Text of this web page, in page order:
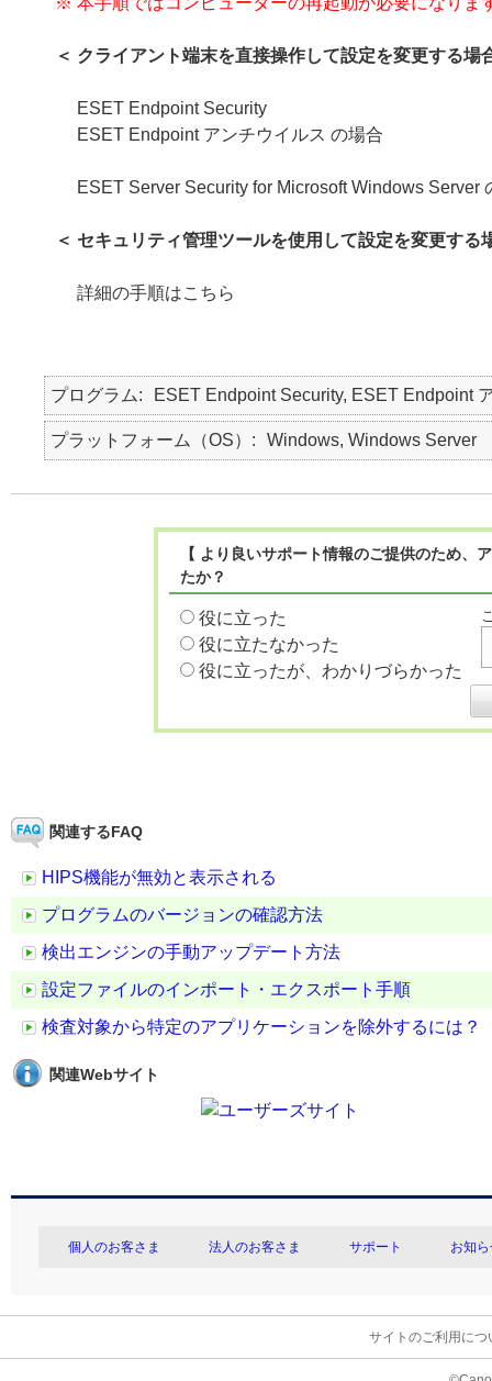
＜ クライアント端末を直接操作して設定を変更する場
ESET Endpoint Security
ESET Endpoint アンチウイルス の場合
ESET Server Security for Microsoft Windows Server
＜ セキュリティ管理ツールを使用して設定を変更する
詳細の手順はこちら
プログラム ESET Endpoint Security, ESET Endpoint
プラットフォーム（OS） Windows, Windows Server
【 より良いサポート情報のご提供のため
たか？
役に立った
役に立たなかった
役に立ったが、わかりづらかった
関連するFAQ
HIPS機能が無効と表示される
プログラムのバージョンの確認方法
検出エンジンの手動アップデート方法
設定ファイルのインポート・エクスポート手順
検査対象から特定のアプリケーションを除外するには？
関連Webサイト
個人のお客さま 法人のお客さま サポート お知
サイトのご利用につ